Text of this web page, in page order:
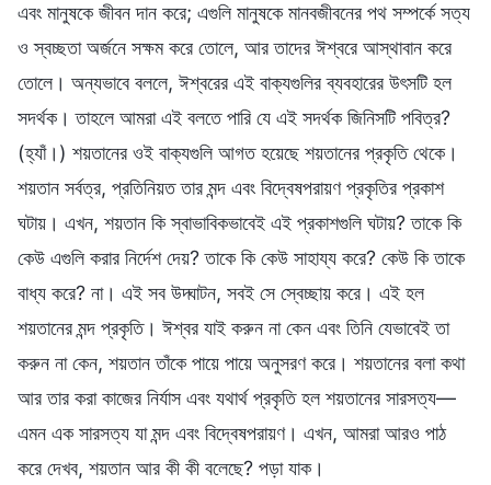
এবং মানুষকে জীবন দান করে; এগুলি মানুষকে মানবজীবনের পথ সম্পর্কে সত্য
ও স্বচ্ছতা অর্জনে সক্ষম করে তোলে, আর তাদের ঈশ্বরে আস্থাবান করে
তোলে। অন্যভাবে বললে, ঈশ্বরের এই বাক্যগুলির ব্যবহারের উৎসটি হল
সদর্থক। তাহলে আমরা এই বলতে পারি যে এই সদর্থক জিনিসটি পবিত্র?
(হ্যাঁ।) শয়তানের ওই বাক্যগুলি আগত হয়েছে শয়তানের প্রকৃতি থেকে।
শয়তান সর্বত্র, প্রতিনিয়ত তার মন্দ এবং বিদ্বেষপরায়ণ প্রকৃতির প্রকাশ
ঘটায়। এখন, শয়তান কি স্বাভাবিকভাবেই এই প্রকাশগুলি ঘটায়? তাকে কি
কেউ এগুলি করার নির্দেশ দেয়? তাকে কি কেউ সাহায্য করে? কেউ কি তাকে
বাধ্য করে? না। এই সব উদ্ঘাটন, সবই সে স্বেচ্ছায় করে। এই হল
শয়তানের মন্দ প্রকৃতি। ঈশ্বর যাই করুন না কেন এবং তিনি যেভাবেই তা
করুন না কেন, শয়তান তাঁকে পায়ে পায়ে অনুসরণ করে। শয়তানের বলা কথা
আর তার করা কাজের নির্যাস এবং যথার্থ প্রকৃতি হল শয়তানের সারসত্য—
এমন এক সারসত্য যা মন্দ এবং বিদ্বেষপরায়ণ। এখন, আমরা আরও পাঠ
করে দেখব, শয়তান আর কী কী বলেছে? পড়া যাক।